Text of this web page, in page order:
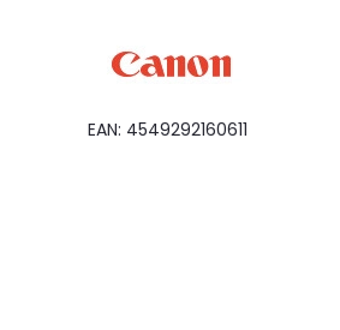
EAN: 4549292160611